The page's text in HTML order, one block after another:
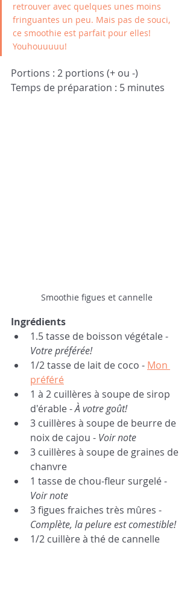
retrouver avec quelques unes moins
fringuantes un peu. Mais pas de souci,
ce smoothie est parfait pour elles!
Youhouuuuu!
Portions : 2 portions (+ ou -)
Temps de préparation : 5 minutes
Smoothie figues et cannelle
Ingrédients
1.5 tasse de boisson végétale -
Votre préférée!
1/2 tasse de lait de coco - Mon
préféré
1 à 2 cuillères à soupe de sirop
d'érable - À votre goût!
3 cuillères à soupe de beurre de
noix de cajou - Voir note
3 cuillères à soupe de graines de
chanvre
1 tasse de chou-fleur surgelé -
Voir note
3 figues fraiches très mûres -
Complète, la pelure est comestible!
1/2 cuillère à thé de cannelle